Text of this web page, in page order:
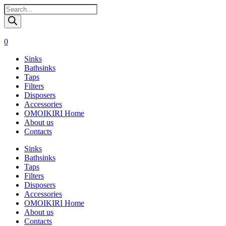
Поиск
товаров
0
Sinks
Bathsinks
Taps
Filters
Disposers
Accessories
OMOIKIRI Home
About us
Contacts
Sinks
Bathsinks
Taps
Filters
Disposers
Accessories
OMOIKIRI Home
About us
Contacts